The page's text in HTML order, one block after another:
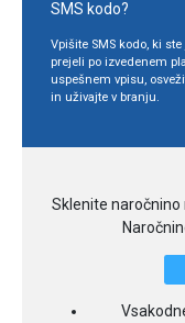
SMS kodo?
Vpišite SMS kodo, ki ste
prejeli po izvedenem
uspešnem vpisu,
in uživajte v branju.
Sklenite naročnino